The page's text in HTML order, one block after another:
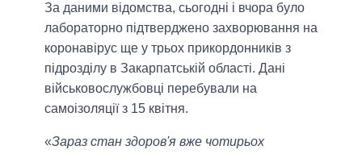
За даними відомства, сьогодні і вчора було
лабораторно підтверджено захворювання на
коронавірус ще у трьох прикордонників з
підрозділу в Закарпатській області. Дані
військовослужбовці перебували на
самоізоляції з 15 квітня.
«Зараз стан здоров'я вже чотирьох